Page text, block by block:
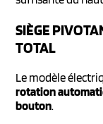
SIÈGE
TOTAL
Le modèle
rotation
bouton.